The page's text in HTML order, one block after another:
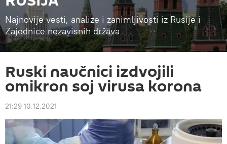
Najnovije vesti, analize i zanimljivosti iz Rusije i
Zajednice nezavisnih država
Ruski naučnici izdvojili
omikron soj virusa korona
21:29 10.12.2021